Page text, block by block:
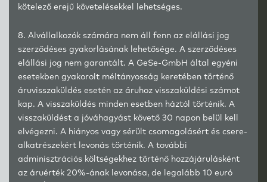
kötelező erejű követelésekkel lehetséges.
8. Alvállalkozók számára nem áll fenn az elállási jog
szerződéses gyakorlásának lehetősége. A szerződéses
elállási jog nem garantált. A GeSe-GmbH által egyéni
esetekben gyakorolt méltányosság keretében történő
áruvisszaküldés esetén az áruhoz visszaküldési számot
kap. A visszaküldés minden esetben háztól történik. A
visszaküldést a jóváhagyást követő 30 napon belül kell
elvégezni. A hiányos vagy sérült csomagolásért és csere-
alkatrészekért levonás történik. A további
adminisztrációs költségekhez történő hozzájárulásként
az áruérték 20%-ának levonása, de legalább 10 euró